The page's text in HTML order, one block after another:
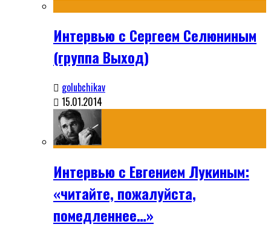
Интервью с Сергеем Селюниным
(группа Выход)
golubchikav
15.01.2014
Интервью с Евгением Лукиным:
«читайте, пожалуйста,
помедленнее…»